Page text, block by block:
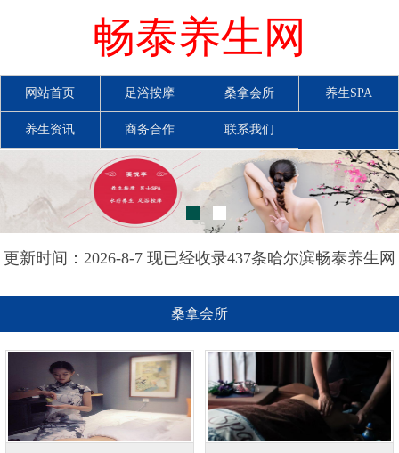
畅泰养生网
网站首页 足浴按摩 桑拿会所 养生SPA
养生资讯 商务合作 联系我们
更新时间：2026-8-7 现已经收录437条哈尔滨畅泰养生网
桑拿会所